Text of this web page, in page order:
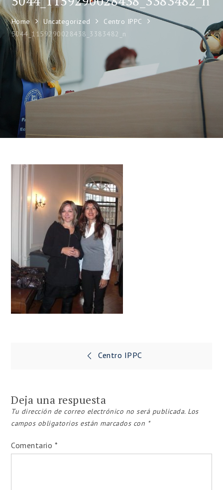
Home Uncategorized
Centro IPPC
5044_1159290028438_3383482_n
Navegación
entradas
Centro IPPC
Deja una respuesta
Tu dirección de correo electrónico no será publicada. Los
campos obligatorios están marcados con *
Comentario *